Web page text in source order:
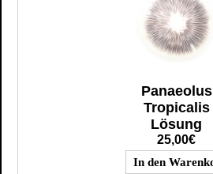
Panaeolus
Tropicalis
Lösung
25,00€